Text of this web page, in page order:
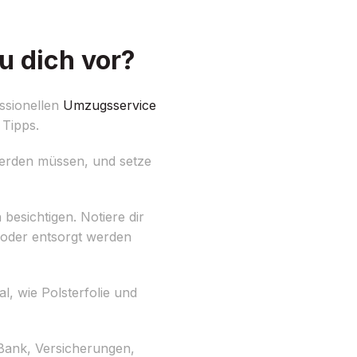
dich vor?
Umzugsservice
müssen, und setze
Notiere dir
entsorgt werden
wie Polsterfolie und
Versicherungen,